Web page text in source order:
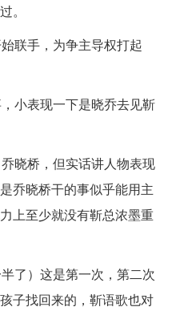
。
联手，为争主导权打起
小表现一下是晓乔去见靳
晓桥，但实话讲人物表现
乔晓桥干的事似乎能用主
上至少就没有靳总浓墨重
了）这是第一次，第二次
子找回来的，靳语歌也对